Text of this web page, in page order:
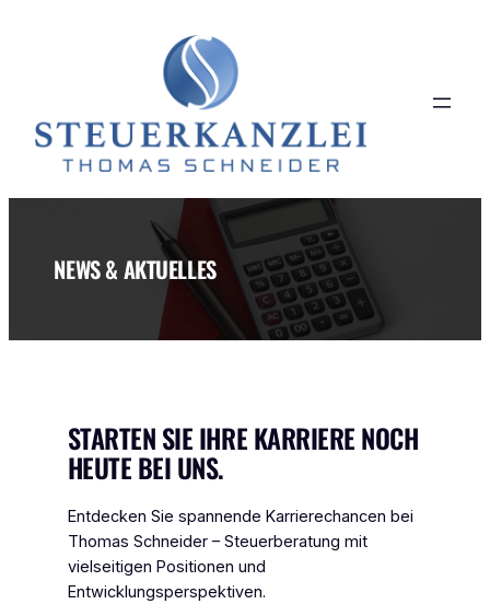
NEWS & AKTUELLES
STARTEN SIE IHRE KARRIERE NOCH
HEUTE BEI UNS.
Entdecken Sie spannende Karrierechancen bei
Thomas Schneider – Steuerberatung mit
vielseitigen Positionen und
Entwicklungsperspektiven.